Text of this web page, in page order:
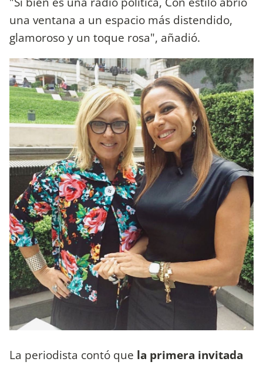
una ventana a un espacio más distendido,
glamoroso y un toque rosa", añadió.
La periodista contó que la primera invitada